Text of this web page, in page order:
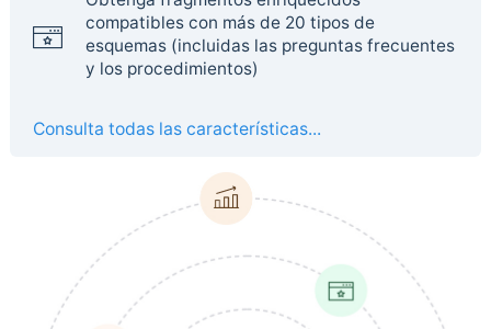
compatibles con más de 20 tipos de
esquemas (incluidas las preguntas frecuentes
y los procedimientos)
Consulta todas las características...